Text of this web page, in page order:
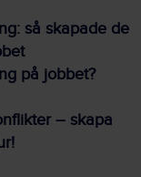
så skapade de
på jobbet?
– skapa